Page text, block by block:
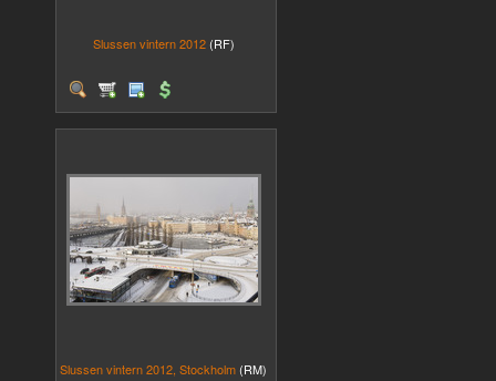
Slussen vintern 2012 (RF)
Slussen vintern 2012, Stockholm (RM)